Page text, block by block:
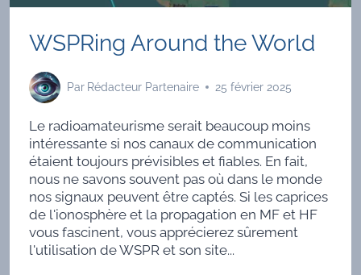
WSPRing Around the World
Par Rédacteur Partenaire 25 février 2025
Le radioamateurisme serait beaucoup moins
intéressante si nos canaux de communication
étaient toujours prévisibles et fiables. En fait,
nous ne savons souvent pas où dans le monde
nos signaux peuvent être captés. Si les caprices
de l'ionosphère et la propagation en MF et HF
vous fascinent, vous apprécierez sûrement
l'utilisation de WSPR et son site...